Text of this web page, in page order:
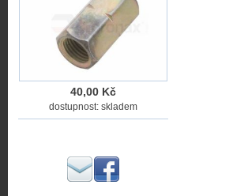
40,00 Kč
dostupnost: skladem